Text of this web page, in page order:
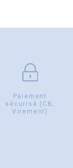
Paiement
sécurisé (CB,
Virement)